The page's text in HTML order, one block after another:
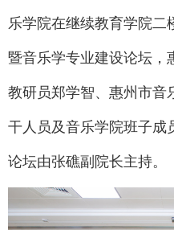
乐学院在继续教育学院二
暨音乐学专业建设论坛，
教研员郑学智、惠州市音
干人员及音乐学院班子成
论坛由张礁副院长主持。